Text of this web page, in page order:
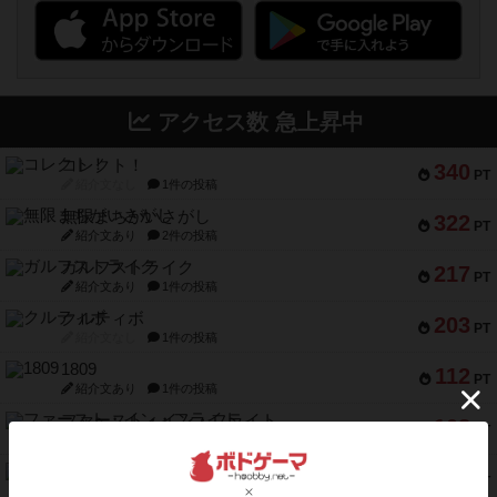
アクセス数 急上昇中
340 PT
コレクト！
1件の投稿
322 PT
無限まちがいさがし
紹介文あり 2件の投稿
217 PT
ガルフストライク
紹介文あり 1件の投稿
203 PT
クルティボ
1件の投稿
112 PT
1809
紹介文あり 1件の投稿
108 PT
ファースト・イン・フライト
PT
モズビ－ズ・レイダ－ズ